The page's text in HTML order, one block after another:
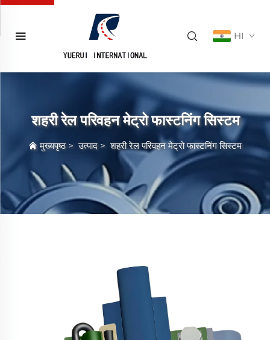
HI
शहरी रेल परिवहन मेट्रो फास्टनिंग सिस्टम
मुख्यपृष्ठ>उत्पाद>शहरी रेल परिवहन मेट्रो फास्टनिंग सिस्टम